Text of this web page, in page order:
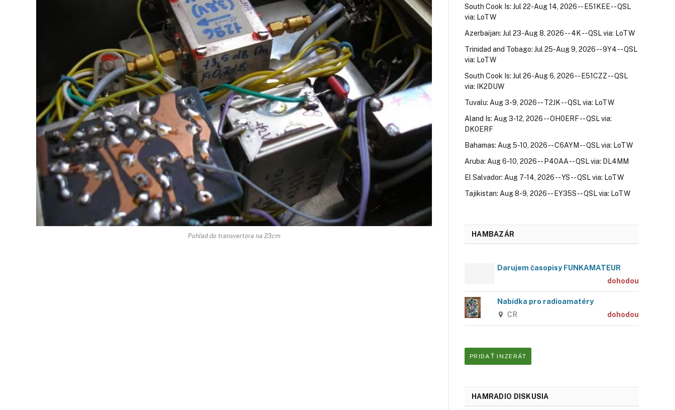
Pohľad do transvertora na 23cm
South Cook Is: Jul 22-Aug 14, 2026 -- E51KEE -- QSL
via: LoTW
Azerbaijan: Jul 23-Aug 8, 2026 -- 4K -- QSL via: LoTW
Trinidad and Tobago: Jul 25-Aug 9, 2026 -- 9Y4 -- QSL
via: LoTW
South Cook Is: Jul 26-Aug 6, 2026 -- E51CZZ -- QSL
via: IK2DUW
Tuvalu: Aug 3-9, 2026 -- T2JK -- QSL via: LoTW
Aland Is: Aug 3-12, 2026 -- OH0ERF -- QSL via:
DK0ERF
Bahamas: Aug 5-10, 2026 -- C6AYM -- QSL via: LoTW
Aruba: Aug 6-10, 2026 -- P40AA -- QSL via: DL4MM
El Salvador: Aug 7-14, 2026 -- YS -- QSL via: LoTW
Tajikistan: Aug 8-9, 2026 -- EY35S -- QSL via: LoTW
HAMBAZÁR
Darujem časopisy FUNKAMATEUR
dohodou
Nabídka pro radioamatéry
CR dohodou
PRIDAŤ INZERÁT
HAMRADIO DISKUSIA